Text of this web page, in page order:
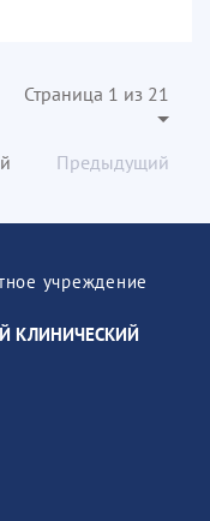
Страница 1 из 21
Предыдущий
учреждение
КЛИНИЧЕСКИЙ